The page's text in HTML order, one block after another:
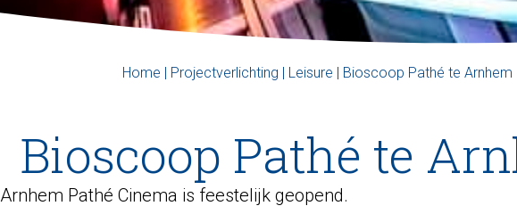
Home | Projectverlichting | Leisure | Bioscoop Pathé te Arnhem
Bioscoop Pathé te
Arnhem Pathé Cinema is feestelijk geopend.